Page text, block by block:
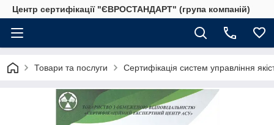
Центр сертифікації "ЄВРОСТАНДАРТ" (група компаній)
Товари та послуги Сертифікація систем управління